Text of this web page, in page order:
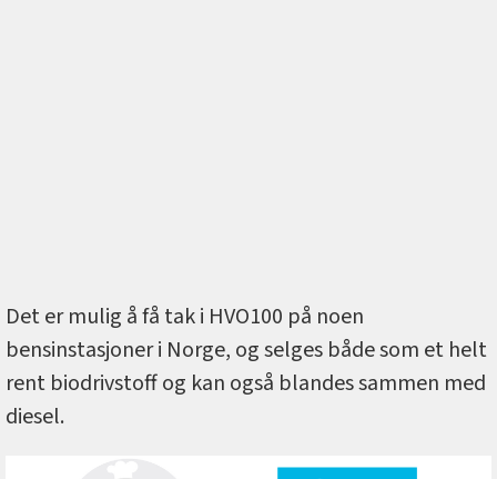
Det er mulig å få tak i HVO100 på noen
bensinstasjoner i Norge, og selges både som et helt
rent biodrivstoff og kan også blandes sammen med
diesel.